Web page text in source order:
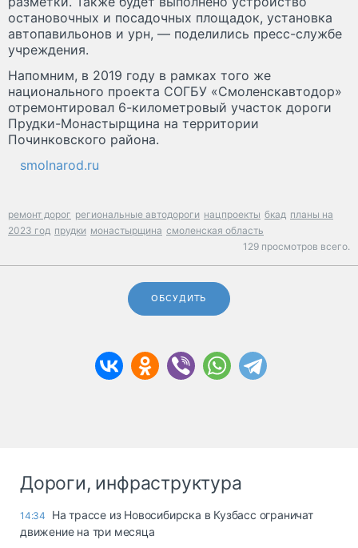
остановочных и посадочных площадок, установка
автопавильонов и урн, — поделились пресс-службе
учреждения.
Напомним, в 2019 году в рамках того же
национального проекта СОГБУ «Смоленскавтодор»
отремонтировал 6-километровый участок дороги
Прудки-Монастырщина на территории
Починковского района.
smolnarod.ru
ремонт дорог региональные автодороги нацпроекты бкад планы на
2023 год прудки монастырщина смоленская область
129 просмотров всего.
ОБСУДИТЬ
Дороги, инфраструктура
14:34
На трассе из Новосибирска в Кузбасс ограничат
движение на три месяца